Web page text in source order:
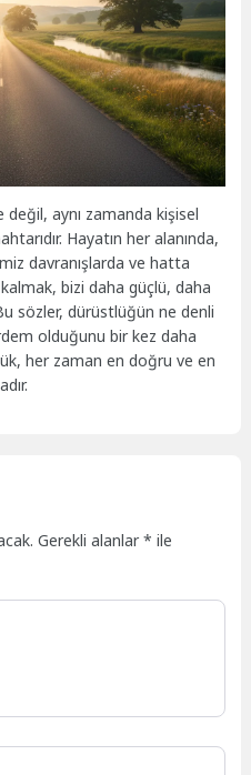
aynı zamanda kişisel
Hayatın her alanında,
davranışlarda ve hatta
bizi daha güçlü, daha
sözler, dürüstlüğün ne denli
olduğunu bir kez daha
her zaman en doğru ve en
Gerekli alanlar* ile